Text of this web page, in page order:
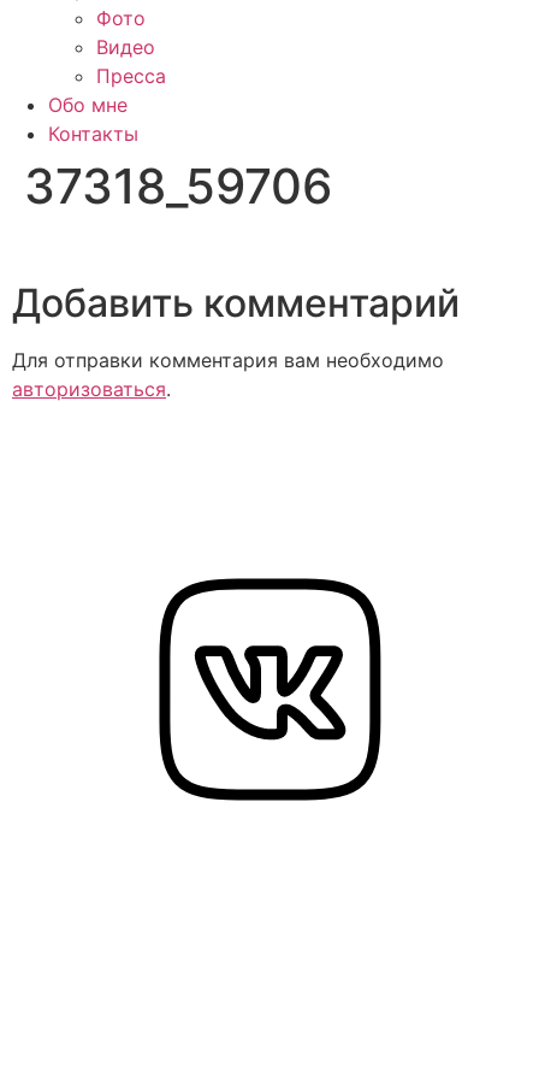
Фото
Видео
Пресса
Обо мне
Контакты
37318_59706
Добавить комментарий
Для отправки комментария вам необходимо
авторизоваться.